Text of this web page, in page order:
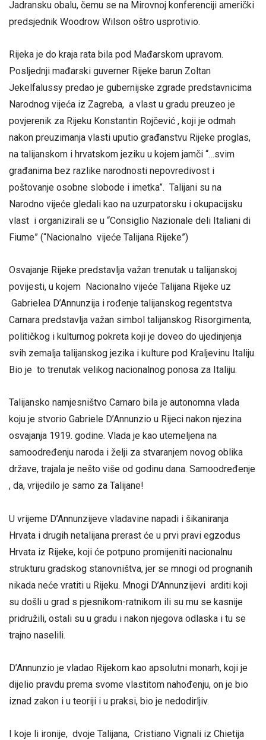
Jadransku obalu, čemu se na Mirovnoj konferenciji američki
predsjednik Woodrow Wilson oštro usprotivio.
Rijeka je do kraja rata bila pod Mađarskom upravom.
Posljednji mađarski guverner Rijeke barun Zoltan
Jekelfalussy predao je gubernijske zgrade predstavnicima
Narodnog vijeća iz Zagreba, a vlast u gradu preuzeo je
povjerenik za Rijeku Konstantin Rojčević , koji je odmah
nakon preuzimanja vlasti uputio građanstvu Rijeke proglas,
na talijanskom i hrvatskom jeziku u kojem jamči “…svim
građanima bez razlike narodnosti nepovredivost i
poštovanje osobne slobode i imetka”. Talijani su na
Narodno vijeće gledali kao na uzurpatorsku i okupacijsku
vlast i organizirali se u “Consiglio Nazionale deli Italiani di
Fiume” (“Nacionalno vijeće Talijana Rijeke”)
Osvajanje Rijeke predstavlja važan trenutak u talijanskoj
povijesti, u kojem Nacionalno vijeće Talijana Rijeke uz
Gabrielea D’Annunzija i rođenje talijanskog regentstva
Carnara predstavlja važan simbol talijanskog Risorgimenta,
političkog i kulturnog pokreta koji je doveo do ujedinjenja
svih zemalja talijanskog jezika i kulture pod Kraljevinu Italiju.
Bio je to trenutak velikog nacionalnog ponosa za Italiju.
Talijansko namjesništvo Carnaro bila je autonomna vlada
koju je stvorio Gabriele D’Annunzio u Rijeci nakon njezina
osvajanja 1919. godine. Vlada je kao utemeljena na
samoodređenju naroda i želji za stvaranjem novog oblika
države, trajala je nešto više od godinu dana. Samoodređenje
, da, vrijedilo je samo za Talijane!
U vrijeme D’Annunzijeve vladavine napadi i šikaniranja
Hrvata i drugih netalijana prerast će u prvi pravi egzodus
Hrvata iz Rijeke, koji će potpuno promijeniti nacionalnu
strukturu gradskog stanovništva, jer se mnogi od prognanih
nikada neće vratiti u Rijeku. Mnogi D’Annunzijevi arditi koji
su došli u grad s pjesnikom-ratnikom ili su mu se kasnije
pridružili, ostali su u gradu i nakon njegova odlaska i tu se
trajno naselili.
D’Annunzio je vladao Rijekom kao apsolutni monarh, koji je
dijelio pravdu prema svome vlastitom nahođenju, on je bio
iznad zakon i u teoriji i u praksi, bio je nedodirljiv.
I koje li ironije, dvoje Talijana, Cristiano Vignali iz Chietija